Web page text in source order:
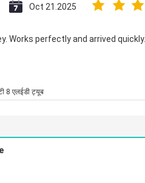
Oct 21.2025
Works perfectly and arrived
8 एलईडी ट्यूब